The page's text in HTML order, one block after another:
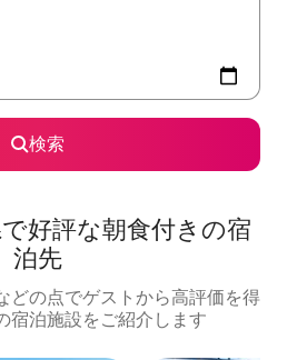
検索
好評な朝食付きの宿
泊先
どの点でゲストから高評価を得
宿泊施設をご紹介します